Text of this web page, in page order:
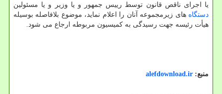
یا اجرای ناقص قانون توسط رییس جمهور و یا وزیر و یا مسئولین
دستگاه های زیرمجموعه آنان را اعلام نماید، موضوع بلافاصله بوسیله
هیأت رئیسه جهت رسیدگی به کمیسیون مربوطه ارجاع می شود.
منبع: alefdownload.ir